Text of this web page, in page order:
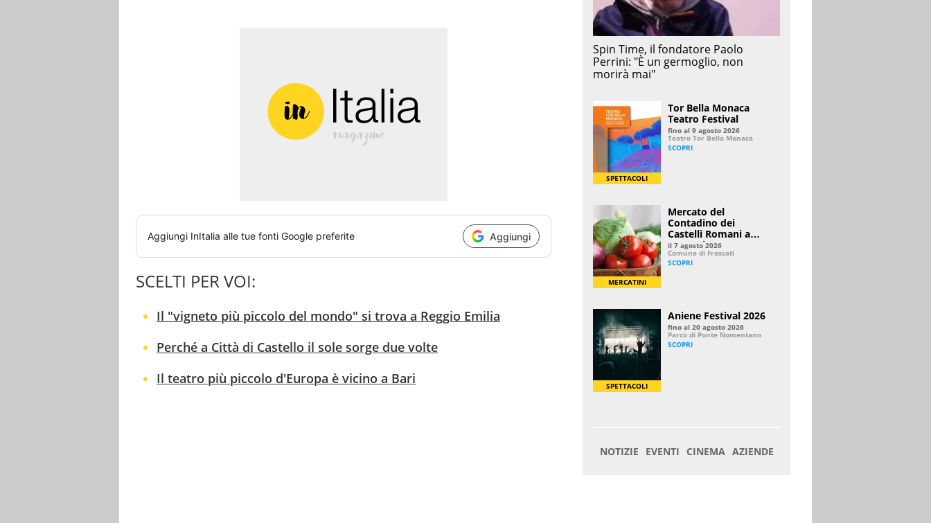
Aggiungi InItalia alle tue fonti Google preferite Aggiungi
SCELTI PER VOI:
Il "vigneto più piccolo del mondo" si trova a Reggio Emilia
Perché a Città di Castello il sole sorge due volte
Il teatro più piccolo d'Europa è vicino a Bari